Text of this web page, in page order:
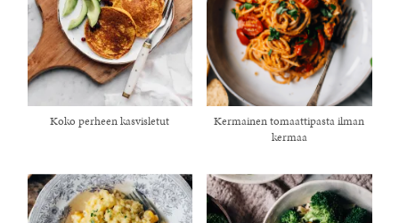
Koko perheen kasvisletut
Kermainen tomaattipasta ilman
kermaa